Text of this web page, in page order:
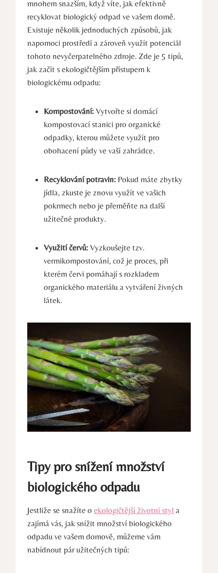
mnohem snazším, když víte, jak efektivně
recyklovat biologický odpad ve vašem domě.
Existuje několik jednoduchých způsobů, jak
napomoci prostředí a zároveň využít potenciál
tohoto nevyčerpatelného zdroje. Zde je 5 tipů,
jak začít s ekologičtějším přístupem k
biologickému odpadu:
Kompostování: Vytvořte si domácí
kompostovací stanici pro organické
odpadky, kterou můžete využít pro
obohacení půdy ve vaší zahrádce.
Recyklování potravin: Pokud máte zbytky
jídla, zkuste je znovu využít ve vašich
pokrmech nebo je přeměňte na další
užitečné produkty.
Využití červů: Vyzkoušejte tzv.
vermikompostování, což je proces, při
kterém červi pomáhají s rozkladem
organického materiálu a vytváření živných
látek.
Tipy pro snížení množství
biologického odpadu
Jestliže se snažíte o ekologičtější životní styl a
zajímá vás, jak snížit množství biologického
odpadu ve vašem domově, můžeme vám
nabídnout pár užitečných tipů: